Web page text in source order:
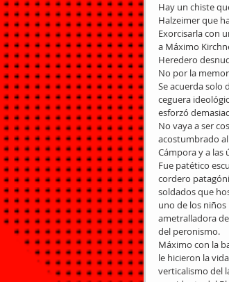
Hay un chiste
Halzeimer que
Exorcisarla con
a Máximo
Heredero
No por la
Se acuerda solo
ceguera
esforzó
No vaya a ser
acostumbrado
Cámpora y a las
Fue patético
cordero
soldados que
uno de los niños
ametralladora
del peronismo.
Máximo con la
le hicieron la
verticalismo del